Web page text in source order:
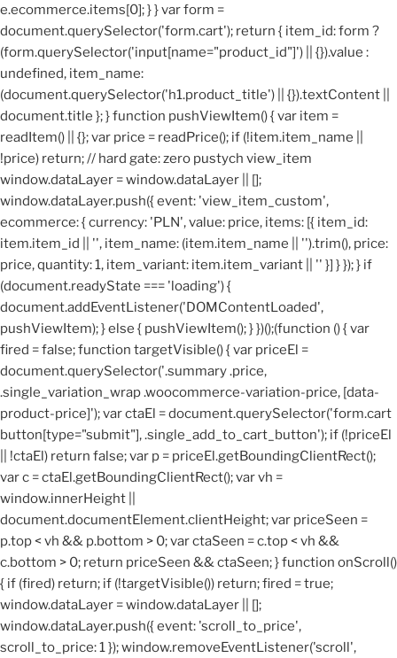
e.ecommerce.items[0]; } } var form =
document.querySelector('form.cart'); return { item_id: form ?
(form.querySelector('input[name="product_id"]') || {}).value :
undefined, item_name:
(document.querySelector('h1.product_title') || {}).textContent ||
document.title }; } function pushViewItem() { var item =
readItem() || {}; var price = readPrice(); if (!item.item_name ||
!price) return; // hard gate: zero pustych view_item
window.dataLayer = window.dataLayer || [];
window.dataLayer.push({ event: 'view_item_custom',
ecommerce: { currency: 'PLN', value: price, items: [{ item_id:
item.item_id || '', item_name: (item.item_name || '').trim(), price:
price, quantity: 1, item_variant: item.item_variant || '' }] } }); } if
(document.readyState === 'loading') {
document.addEventListener('DOMContentLoaded',
pushViewItem); } else { pushViewItem(); } })();(function () { var
fired = false; function targetVisible() { var priceEl =
document.querySelector('.summary .price,
.single_variation_wrap .woocommerce-variation-price, [data-
product-price]'); var ctaEl = document.querySelector('form.cart
button[type="submit"], .single_add_to_cart_button'); if (!priceEl
|| !ctaEl) return false; var p = priceEl.getBoundingClientRect();
var c = ctaEl.getBoundingClientRect(); var vh =
window.innerHeight ||
document.documentElement.clientHeight; var priceSeen =
p.top < vh && p.bottom > 0; var ctaSeen = c.top < vh &&
c.bottom > 0; return priceSeen && ctaSeen; } function onScroll()
{ if (fired) return; if (!targetVisible()) return; fired = true;
window.dataLayer = window.dataLayer || [];
window.dataLayer.push({ event: 'scroll_to_price',
scroll_to_price: 1 }); window.removeEventListener('scroll',